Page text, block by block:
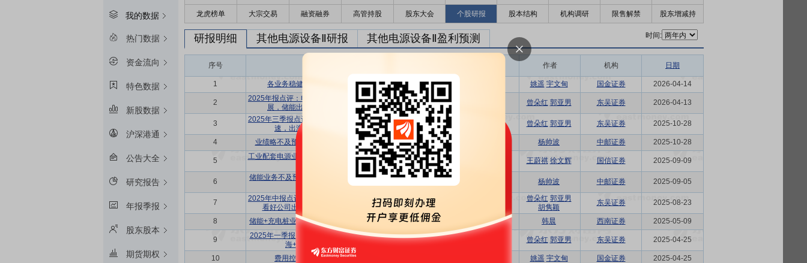
我的数据
热门数据
资金流向
特色数据
新股数据
沪深港通
公告大全
研究报告
年报季报
股东股本
期货期权
龙虎榜单 大宗交易 融资融券 高管持股 股东大会 个股研报 股本结构 机构调研 限售解禁 股东增减持
时间:
研报明细 其他电源设备Ⅱ研报 其他电源设备Ⅱ盈利预测
序号 作者 机构 日期
1 各业务稳健增长，经营现金流翻番 买入 姚遥 宇文甸 国金证券 2026-04-14
2
2025年报点评：电能质量、充电桩业务快速发
展，储能出海+AIDC布局空间广阔
买入 曾朵红 郭亚男 东吴证券 2026-04-13
3
2025年三季报点评：电能质量、充电桩增长提
速，出海+AIDC布局空间广阔
买入 曾朵红 郭亚男 东吴证券 2025-10-28
4 业绩略不及预期，看好AIDC业务持续开拓 增持 杨帅波 中邮证券 2025-10-28
5
工业配套电源业务收入提升，公司加快AIDC布
增持 王蔚祺 徐文辉 国信证券 2025-09-09
6
储能业务不及预期，看好充电桩行业景气度和
杨帅波 中邮证券 2025-09-05
7
2025年中报点评：电能质量收入毛利率双升，
看好公司出海及AIDC布局带来新增量
买入 曾朵红 郭亚男
胡隽颖
东吴证券 2025-08-23
8 储能+充电桩业务稳健，AIDC有望带来新增量 - - 韩晨 西南证券 2025-05-09
9
2025年一季报点评：营收+业绩稳健齐升，出
海+AIDC有望贡献增量
买入 曾朵红 郭亚男 东吴证券 2025-04-25
10 费用控制良好，存货周转提速 姚遥 宇文甸 国金证券 2025-04-25